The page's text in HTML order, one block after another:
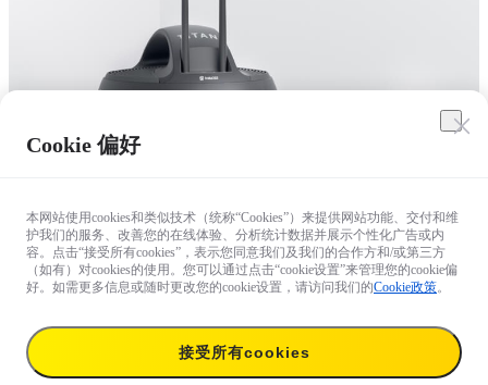
Cookie 偏好
本网站使用cookies和类似技术（统称“Cookies”）来提供网站功能、交付和维
护我们的服务、改善您的在线体验、分析统计数据并展示个性化广告或内
容。点击“接受所有cookies”，表示您同意我们及我们的合作方和/或第三方
（如有）对cookies的使用。您可以通过点击“cookie设置”来管理您的cookie偏
好。如需更多信息或随时更改您的cookie设置，请访问我们的Cookie政策。
接受所有cookies
对产品有疑问？